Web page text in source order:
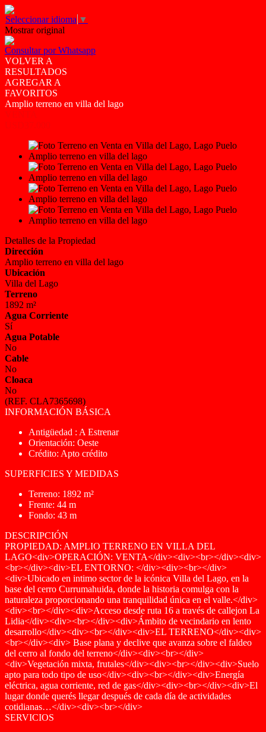
Seleccionar idioma ▼
Mostrar original
Consultar por Whatsapp
VOLVER A
RESULTADOS
AGREGAR A
FAVORITOS
Amplio terreno en villa del lago
Detalles de la Propiedad
Dirección
Amplio terreno en villa del lago
Ubicación
Villa del Lago
Terreno
1892 m²
Agua Corriente
Sí
Agua Potable
No
Cable
No
Cloaca
No
(REF. CLA7365698)
INFORMACIÓN BÁSICA
Antigüedad : A Estrenar
Orientación: Oeste
Crédito: Apto crédito
SUPERFICIES Y MEDIDAS
Terreno: 1892 m²
Frente: 44 m
Fondo: 43 m
DESCRIPCIÓN
PROPIEDAD: AMPLIO TERRENO EN VILLA DEL
LAGO<div>OPERACIÓN: VENTA</div><div><br></div><div>
<br></div><div>EL ENTORNO: </div><div><br></div>
<div>Ubicado en intimo sector de la icónica Villa del Lago, en la
base del cerro Currumahuida, donde la historia comulga con la
naturaleza proporcionando una tranquilidad única en el valle.</div>
<div><br></div><div>Acceso desde ruta 16 a través de callejon La
Lidia</div><div><br></div><div>Ámbito de vecindario en lento
desarrollo</div><div><br></div><div>EL TERRENO</div><div>
<br></div><div> Base plana y declive que avanza sobre el faldeo
del cerro al fondo del terreno</div><div><br></div>
<div>Vegetación mixta, frutales</div><div><br></div><div>Suelo
apto para todo tipo de uso</div><div><br></div><div>Energía
eléctrica, agua corriente, red de gas</div><div><br></div><div>El
lugar donde querés llegar después de cada día de actividades
cotidianas…</div><div><br></div>
SERVICIOS